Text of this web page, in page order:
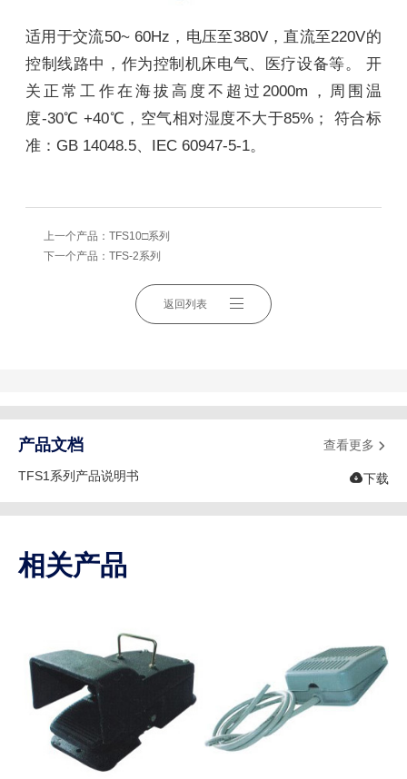
适用于交流50~ 60Hz，电压至380V，直流至220V的
控制线路中，作为控制机床电气、医疗设备等。 开
关正常工作在海拔高度不超过2000m，周围温
度-30℃ +40℃，空气相对湿度不大于85%； 符合标
准：GB 14048.5、IEC 60947-5-1。
上一个产品：TFS10□系列
下一个产品：TFS-2系列
返回列表
产品文档 查看更多 
TFS1系列产品说明书 下载
相关产品